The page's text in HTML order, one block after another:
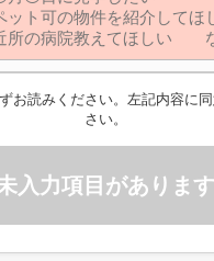
お読みください。左記内容に
さい。
入力項目があります